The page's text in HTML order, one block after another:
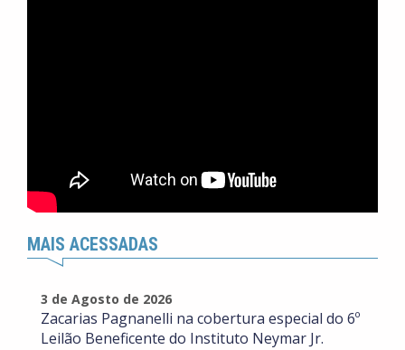
MAIS ACESSADAS
3 de Agosto de 2026
Zacarias Pagnanelli na cobertura especial do 6º
Leilão Beneficente do Instituto Neymar Jr.